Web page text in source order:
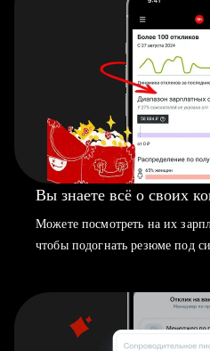
Вы знаете всё о своих
Можете посмотреть на их
чтобы подогнать резюме под